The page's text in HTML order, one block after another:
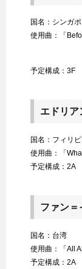
国名：シンガ
使用曲：「
予定構成：
エドリア
国名：フィリ
使用曲：「
予定構成：
ファン＝
国名：台湾
使用曲：「All
予定構成：